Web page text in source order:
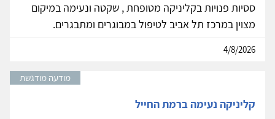
ססיות פנויות בקליניקה מטופחת , שקטה ונעימה במיקום
מצוין במרכז תל אביב לטיפול במבוגרים ומתבגרים.
4/8/2026
מודעה מודגשת
קליניקה נעימה ברמת החייל